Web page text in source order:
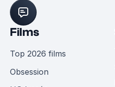
Films
Top 2026 films
Obsession